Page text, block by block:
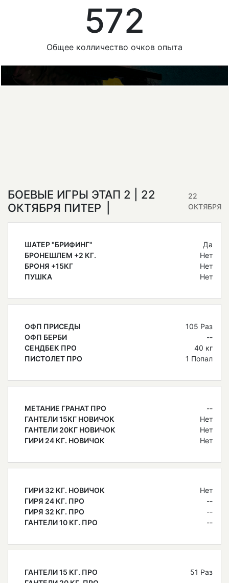
572
Общее колличество очков опыта
БОЕВЫЕ ИГРЫ ЭТАП 2 | 22
ОКТЯБРЯ ПИТЕР
22
ОКТЯБРЯ
ШАТЕР "БРИФИНГ"
Да
БРОНЕШЛЕМ +2 КГ.
Нет
БРОНЯ +15КГ
Нет
ПУШКА
Нет
ОФП ПРИСЕДЫ
105 Раз
ОФП БЕРБИ
--
СЕНДБЕК ПРО
40 кг
ПИСТОЛЕТ ПРО
1 Попал
МЕТАНИЕ ГРАНАТ ПРО
--
ГАНТЕЛИ 15КГ НОВИЧОК
Нет
ГАНТЕЛИ 20КГ НОВИЧОК
Нет
ГИРИ 24 КГ. НОВИЧОК
Нет
ГИРИ 32 КГ. НОВИЧОК
Нет
ГИРЯ 24 КГ. ПРО
--
ГИРЯ 32 КГ. ПРО
--
ГАНТЕЛИ 10 КГ. ПРО
--
ГАНТЕЛИ 15 КГ. ПРО
51 Раз